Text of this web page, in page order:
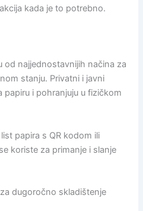
kada je to potrebno.
od najjednostavnijih načina za
stanju. Privatni i javni
papiru i pohranjuju u fizičkom
papira s QR kodom ili
koriste za primanje i slanje
dugoročno skladištenje